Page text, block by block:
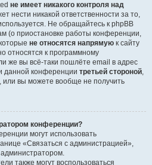
не имеет никакого контроля над
нести никакой ответственности за то,
Не обращайтесь к phpBB
(о приостановке работы конференции,
не относятся напрямую к сайту
относятся к программному
же вы всё-таки пошлёте email в адрес
данной конференции третьей стороной,
или вы можете вообще не получить
конференции?
могут использовать
«Связаться с администрацией»,
также могут воспользоваться